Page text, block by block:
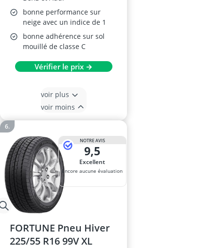
bonne performance sur
neige avec un indice de 1
bonne adhérence sur sol
mouillé de classe C
Vérifier le prix →
voir plus
voir moins
NOTRE AVIS
9,5
Excellent
Encore aucune évaluation
FORTUNE Pneu Hiver
225/55 R16 99V XL